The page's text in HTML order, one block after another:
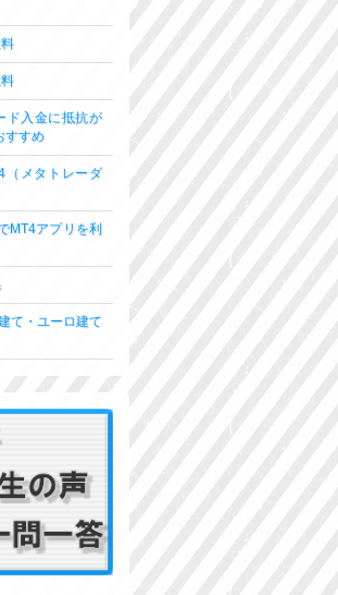
ド入金に抵抗が
すすめ
（メタトレーダ
MT4アプリを利
て・ユーロ建て